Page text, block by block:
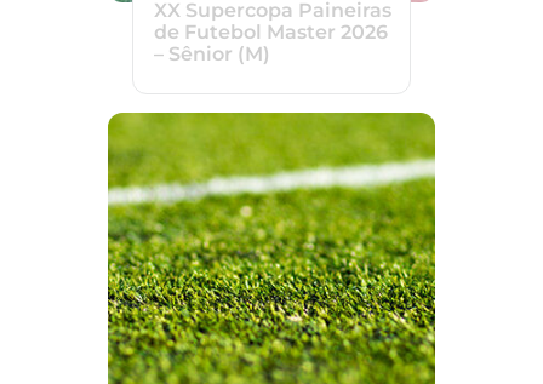
XX Supercopa Paineiras
de Futebol Master 2026
– Sênior (M)